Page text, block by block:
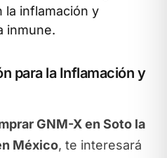
la inflamación y
inmune.
para la Inflamación y
GNM-X en Soto la
México, te interesará